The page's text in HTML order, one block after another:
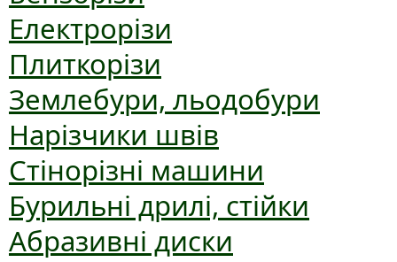
Електрорізи
Плиткорізи
Землебури, льодобури
Нарізчики швів
Стінорізні машини
Бурильні дрилі, стійки
Абразивні диски